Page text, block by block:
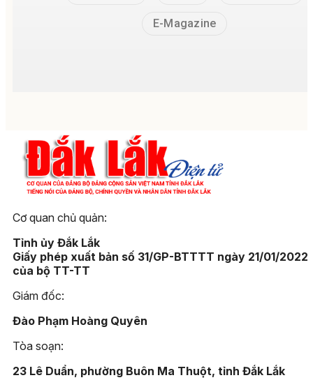
E-Magazine
Cơ quan chủ quản:
Tỉnh ủy Đắk Lắk
Giấy phép xuất bản số 31/GP-BTTTT ngày 21/01/2022
của bộ TT-TT
Giám đốc:
Đào Phạm Hoàng Quyên
Tòa soạn:
23 Lê Duẩn, phường Buôn Ma Thuột, tỉnh Đắk Lắk